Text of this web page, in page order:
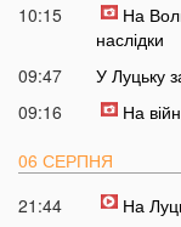
10:15
На
наслідки
09:47
У Луцьку
09:16
На
06 СЕРПНЯ
21:44
На